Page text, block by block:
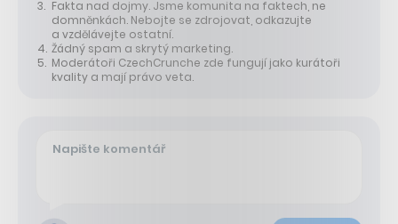
Fakta nad dojmy. Jsme komunita na faktech, ne
domněnkách. Nebojte se zdrojovat, odkazujte
a vzdělávejte ostatní.
Žádný spam a skrytý marketing.
Moderátoři CzechCrunche zde fungují jako kurátoři
kvality a mají právo veta.